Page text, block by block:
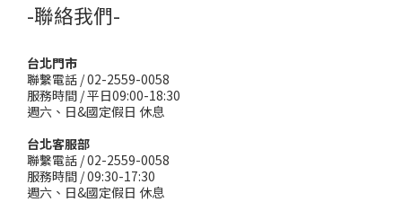
-聯絡我們-
台北門市
聯繫電話 / 02-2559-0058
服務時間 / 平日09:00-18:30
週六、日&國定假日 休息
台北客服部
聯繫電話 / 02-2559-0058
服務時間 / 09:30-17:30
週六、日&國定假日 休息